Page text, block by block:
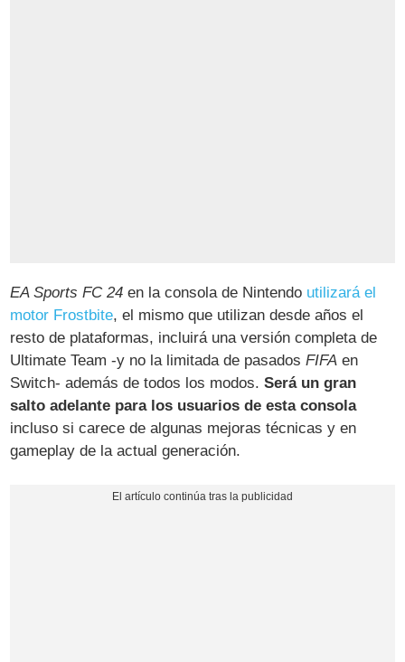
EA Sports FC 24 en la consola de Nintendo utilizará el
motor Frostbite, el mismo que utilizan desde años el
resto de plataformas, incluirá una versión completa de
Ultimate Team -y no la limitada de pasadosFIFA en
Switch- además de todos los modos.Será un gran
salto adelante para los usuarios de esta consola
incluso si carece de algunas mejoras técnicas y en
gameplay de la actual generación.